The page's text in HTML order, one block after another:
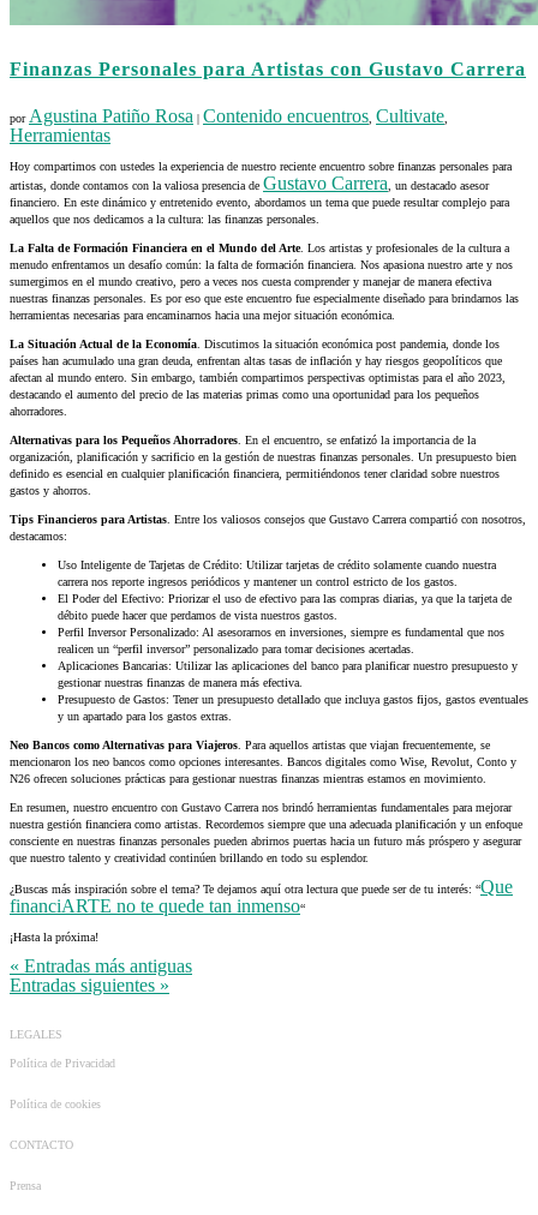
Finanzas Personales para Artistas con Gustavo Carrera
por Agustina Patiño Rosa | Contenido encuentros Cultivate
Herramientas
Hoy compartimos con ustedes la experiencia de nuestro reciente encuentro sobre finanzas personales para
artistas, donde contamos con la valiosa presencia de Gustavo Carrera , un destacado asesor
financiero. En este dinámico y entretenido evento, abordamos un tema que puede resultar complejo para
aquellos que nos dedicamos a la cultura: las finanzas personales.
La Falta de Formación Financiera en el Mundo del Arte. Los artistas y profesionales de la cultura a
menudo enfrentamos un desafío común: la falta de formación financiera. Nos apasiona nuestro arte y nos
sumergimos en el mundo creativo, pero a veces nos cuesta comprender y manejar de manera efectiva
nuestras finanzas personales. Es por eso que este encuentro fue especialmente diseñado para brindarnos las
herramientas necesarias para encaminarnos hacia una mejor situación económica.
La Situación Actual de la Economía . Discutimos la situación económica post pandemia, donde los
países han acumulado una gran deuda, enfrentan altas tasas de inflación y hay riesgos geopolíticos que
afectan al mundo entero. Sin embargo, también compartimos perspectivas optimistas para el año 2023,
destacando el aumento del precio de las materias primas como una oportunidad para los pequeños
ahorradores.
Alternativas para los Pequeños Ahorradores . En el encuentro, se enfatizó la importancia de la
organización, planificación y sacrificio en la gestión de nuestras finanzas personales. Un presupuesto bien
definido es esencial en cualquier planificación financiera, permitiéndonos tener claridad sobre nuestros
gastos y ahorros.
Tips Financieros para Artistas . Entre los valiosos consejos que Gustavo Carrera compartió con nosotros,
destacamos:
Uso Inteligente de Tarjetas de Crédito: Utilizar tarjetas de crédito solamente cuando nuestra
carrera nos reporte ingresos periódicos y mantener un control estricto de los gastos.
El Poder del Efectivo: Priorizar el uso de efectivo para las compras diarias, ya que la tarjeta de
débito puede hacer que perdamos de vista nuestros gastos.
Perfil Inversor Personalizado: Al asesorarnos en inversiones, siempre es fundamental que nos
realicen un “perfil inversor” personalizado para tomar decisiones acertadas.
Aplicaciones Bancarias: Utilizar las aplicaciones del banco para planificar nuestro presupuesto y
gestionar nuestras finanzas de manera más efectiva.
Presupuesto de Gastos: Tener un presupuesto detallado que incluya gastos fijos, gastos eventuales
y un apartado para los gastos extras.
Neo Bancos como Alternativas para Viajeros . Para aquellos artistas que viajan frecuentemente, se
mencionaron los neo bancos como opciones interesantes. Bancos digitales como Wise, Revolut, Conto y
N26 ofrecen soluciones prácticas para gestionar nuestras finanzas mientras estamos en movimiento.
En resumen, nuestro encuentro con Gustavo Carrera nos brindó herramientas fundamentales para mejorar
nuestra gestión financiera como artistas. Recordemos siempre que una adecuada planificación y un enfoque
consciente en nuestras finanzas personales pueden abrirnos puertas hacia un futuro más próspero y asegurar
que nuestro talento y creatividad continúen brillando en todo su esplendor.
¿Buscas más inspiración sobre el tema? Te dejamos aquí otra lectura que puede ser de tu interés: “Que
financiARTE no te quede tan inmenso“
¡Hasta la próxima!
« Entradas más antiguas
Entradas siguientes »
LEGALES
Política de Privacidad
Política de cookies
CONTACTO
Prensa